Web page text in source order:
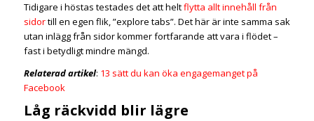
Tidigare i höstas testades det att heltflytta allt innehåll från
sidortill en egen flik, ”explore tabs”. Det här är inte samma sak
utan inlägg från sidor kommer fortfarande att vara i flödet –
fast i betydligt mindre mängd.
Relaterad artikel: 13 sätt du kan öka engagemanget på
Facebook
Låg räckvidd blir lägre